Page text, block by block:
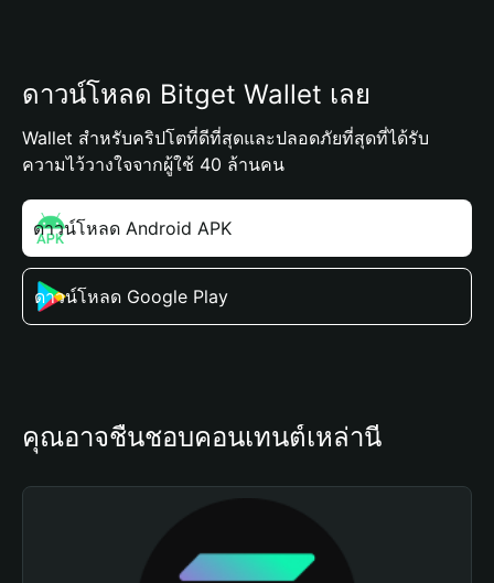
ดาวน์โหลด Bitget Wallet เลย
Wallet สำหรับคริปโตที่ดีที่สุดและปลอดภัยที่สุดที่ได้รับ
ความไว้วางใจจากผู้ใช้ 40 ล้านคน
ดาวน์โหลด Android APK
ดาวน์โหลด Google Play
คุณอาจชื่นชอบคอนเทนต์เหล่านี้